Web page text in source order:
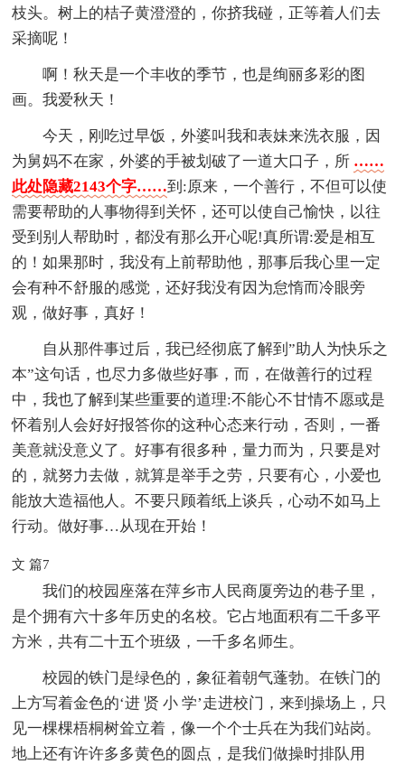
枝头。树上的桔子黄澄澄的，你挤我碰，正等着人们去
采摘呢！
啊！秋天是一个丰收的季节，也是绚丽多彩的图
画。我爱秋天！
今天，刚吃过早饭，外婆叫我和表妹来洗衣服，因
为舅妈不在家，外婆的手被划破了一道大口子，所 ……
此处隐藏2143个字……到:原来，一个善行，不但可以使
需要帮助的人事物得到关怀，还可以使自己愉快，以往
受到别人帮助时，都没有那么开心呢!真所谓:爱是相互
的！如果那时，我没有上前帮助他，那事后我心里一定
会有种不舒服的感觉，还好我没有因为怠惰而冷眼旁
观，做好事，真好！
自从那件事过后，我已经彻底了解到”助人为快乐之
本”这句话，也尽力多做些好事，而，在做善行的过程
中，我也了解到某些重要的道理:不能心不甘情不愿或是
怀着别人会好好报答你的这种心态来行动，否则，一番
美意就没意义了。好事有很多种，量力而为，只要是对
的，就努力去做，就算是举手之劳，只要有心，小爱也
能放大造福他人。不要只顾着纸上谈兵，心动不如马上
行动。做好事…从现在开始！
文 篇7
我们的校园座落在萍乡市人民商厦旁边的巷子里，
是个拥有六十多年历史的名校。它占地面积有二千多平
方米，共有二十五个班级，一千多名师生。
校园的铁门是绿色的，象征着朝气蓬勃。在铁门的
上方写着金色的‘进 贤 小 学’走进校门，来到操场上，只
见一棵棵梧桐树耸立着，像一个个士兵在为我们站岗。
地上还有许许多多黄色的圆点，是我们做操时排队用